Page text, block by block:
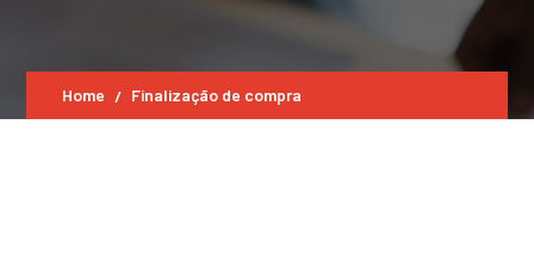
Home Finalização de compra